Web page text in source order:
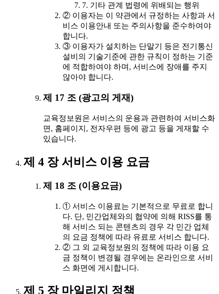
7. 기타 관계 법령에 위배되는 행위
② 이용자는 이 약관에서 규정하는 사항과 서
비스 이용안내 또는 주의사항을 준수하여야
합니다.
③ 이용자가 설치하는 단말기 등은 전기통신
설비의 기술기준에 관한 규칙이 정하는 기준
에 적합하여야 하며, 서비스에 장애를 주지
않아야 합니다.
제 17 조 (광고의 게재)
교육정보원은 서비스의 운용과 관련하여 서비스화
면, 홈페이지, 전자우편 등에 광고 등을 게재할 수
있습니다.
제 4 장 서비스 이용 요금
제 18 조 (이용요금)
① 서비스 이용료는 기본적으로 무료로 합니
다. 단, 민간업체와의 협약에 의해 RISS를 통
해 서비스 되는 콘텐츠의 경우 각 민간 업체
의 요금 정책에 따라 유료로 서비스 합니다.
② 그 외 교육정보원의 정책에 따라 이용 요
금 정책이 변경될 경우에는 온라인으로 서비
스 화면에 게시합니다.
제 5 장 마일리지 정책